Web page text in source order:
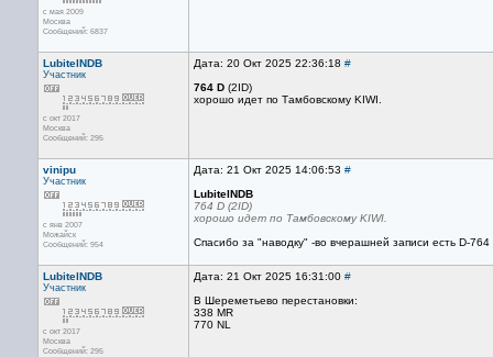
с мая 2009
Москва
Сообщений: 6837
LubitelNDB
Участник
с окт 2017
Москва
Сообщений: 295
Дата: 20 Окт 2025 22:36:18 #
764 D (2ID)
хорошо идет по Тамбовскому KIWI.
vinipu
Участник
с янв 2007
Можайск
Сообщений: 954
Дата: 21 Окт 2025 14:06:53 #
LubitelNDB
764 D (2ID)
хорошо идет по Тамбовскому KIWI.
Спасибо за "наводку" -во вчерашней записи есть D-
LubitelNDB
Участник
с окт 2017
Москва
Сообщений: 295
Дата: 21 Окт 2025 16:31:00 #
В Шереметьево перестановки:
338 MR
770 NL